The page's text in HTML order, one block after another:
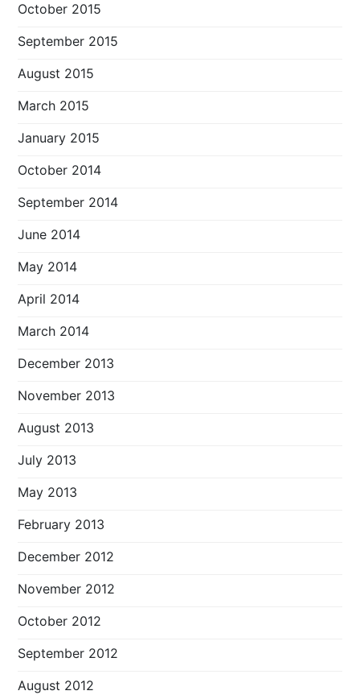
October 2015
September 2015
August 2015
March 2015
January 2015
October 2014
September 2014
June 2014
May 2014
April 2014
March 2014
December 2013
November 2013
August 2013
July 2013
May 2013
February 2013
December 2012
November 2012
October 2012
September 2012
August 2012